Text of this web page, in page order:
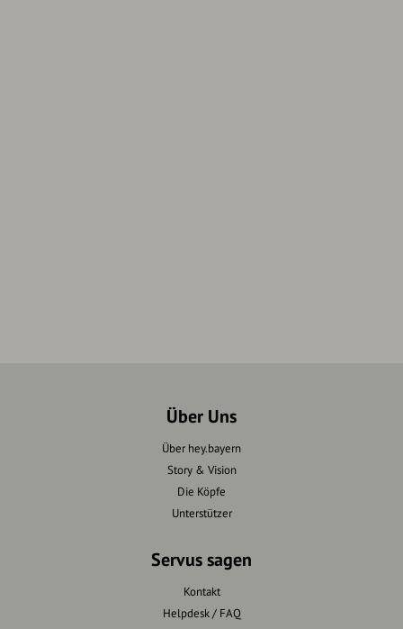
Über Uns
Über hey.bayern
Story & Vision
Die Köpfe
Unterstützer
Servus sagen
Kontakt
Helpdesk / FAQ